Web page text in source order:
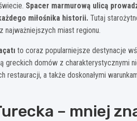
Spacer marmurową ulicą
miłośnika historii. Tutaj
najważniejszych miast regionu.
to coraz popularniejsze destynacje
greckich domów z charakterystycznymi
restauracji, a także doskonałymi
– mniej